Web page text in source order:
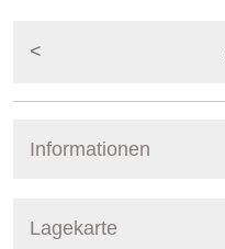
Informationen
Lagekarte